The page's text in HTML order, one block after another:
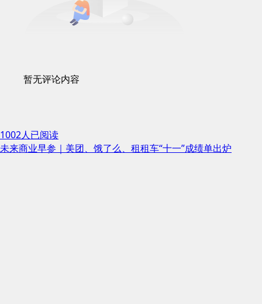
暂无评论内容
1002人已阅读
未来商业早参｜美团、饿了么、租租车“十一”成绩单出炉